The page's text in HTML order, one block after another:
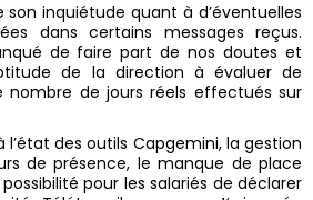
inquiétude quant à d’éventuelles
dans certains messages reçus.
de faire part de nos doutes et
de la direction à évaluer de
nombre de jours réels effectués sur
l’état des outils Capgemini, la gestion
de présence, le manque de place
pour les salariés de déclarer